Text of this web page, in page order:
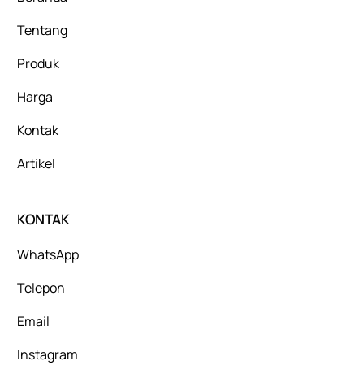
Tentang
Produk
Harga
Kontak
Artikel
KONTAK
WhatsApp
Telepon
Email
Instagram